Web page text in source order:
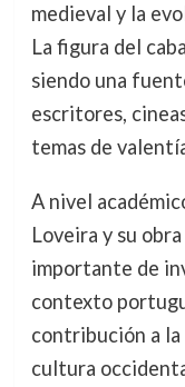
medieval y la
La figura del
siendo una
escritores,
temas de
A nivel
Loveira y su
importante de
contexto
contribución a
cultura